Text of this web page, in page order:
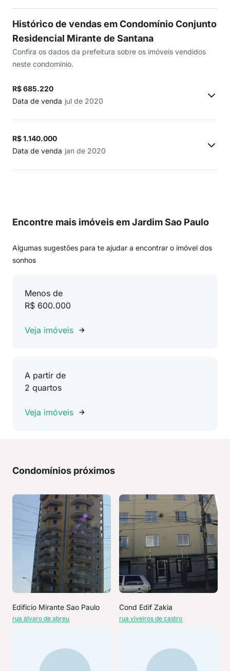
Histórico de vendas em Condomínio Conjunto
Residencial Mirante de Santana
Confira os dados da prefeitura sobre os imóveis vendidos
neste condomínio.
R$ 685.220
Data de venda jul de 2020
R$ 1.140.000
Data de venda jan de 2020
Encontre mais imóveis em Jardim Sao Paulo
Algumas sugestões para te ajudar a encontrar o imóvel dos
sonhos
Menos de
R$ 600.000
Veja imóveis
A partir de
2 quartos
Veja imóveis
Condomínios próximos
Edificio Mirante Sao Paulo
rua álvaro de abreu
Cond Edif Zakia
rua viveiros de castro